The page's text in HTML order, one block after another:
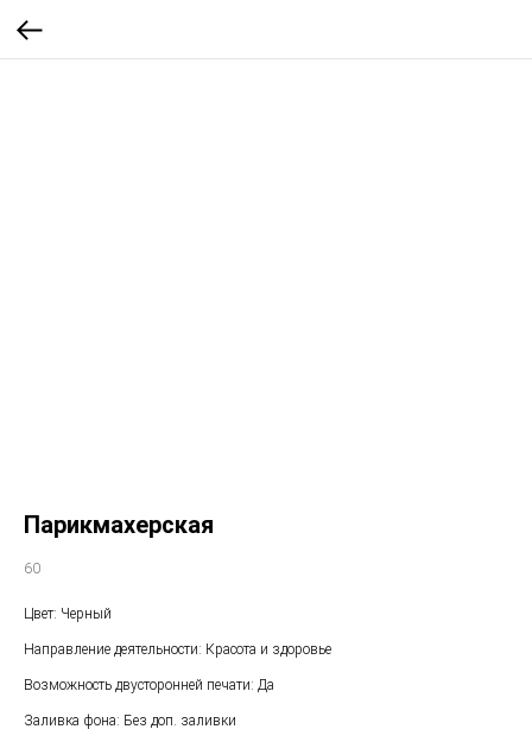
Парикмахерская
60
Цвет: Черный
Направление деятельности: Красота и здоровье
Возможность двусторонней печати: Да
Заливка фона: Без доп. заливки